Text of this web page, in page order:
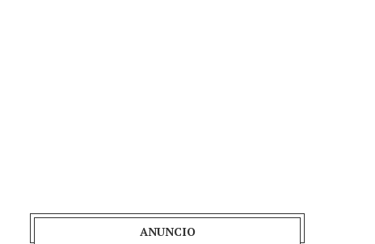
ANUNCIO